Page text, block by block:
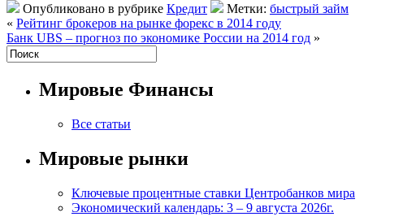
Опубликовано в рубрике Кредит Метки: быстрый займ
« Рейтинг брокеров на рынке форекс в 2014 году
Банк UBS – прогноз по экономике России на 2014 год »
Мировые Финансы
Все статьи
Мировые рынки
Ключевые процентные ставки Центробанков мира
Экономический календарь: 3 – 9 августа 2026г.